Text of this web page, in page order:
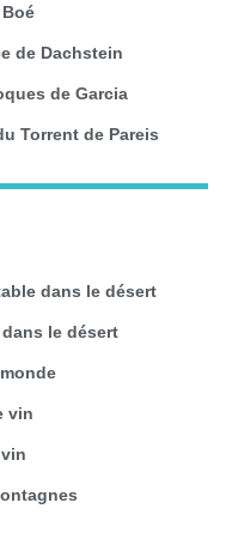
de Dachstein
de Garcia
Torrent de Pareis
dans le désert
le désert
vin